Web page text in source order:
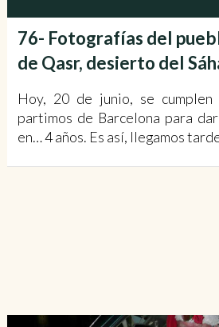
76- Fotografías del
de Qasr, desierto del
Hoy, 20 de junio, se
partimos de Barcelona para
en… 4 años. Es así, llegamos